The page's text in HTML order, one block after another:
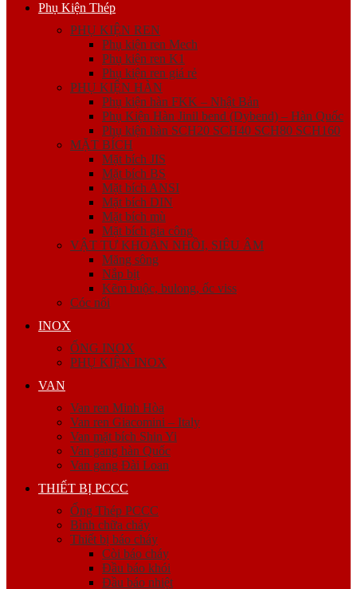
Phụ Kiện Thép
PHỤ KIỆN REN
Phụ kiện ren Mech
Phụ kiện ren K1
Phụ kiện ren giá rẻ
PHỤ KIỆN HÀN
Phụ kiện hàn FKK – Nhật Bản
Phụ Kiện Hàn Jinil bend (Dybend) – Hàn Quốc
Phụ kiện hàn SCH20 SCH40 SCH80 SCH160
MẶT BÍCH
Mặt bích JIS
Mặt bích BS
Mặt bích ANSI
Mặt bích DIN
Mặt bích mù
Mặt bích gia công
VẬT TƯ KHOAN NHỒI, SIÊU ÂM
Măng sông
Nắp bịt
Kẽm buộc, bulong, ốc viss
Cóc nối
INOX
ỐNG INOX
PHỤ KIỆN INOX
VAN
Van ren Minh Hòa
Van ren Giacomini – Italy
Van mặt bích Shin Yi
Van gang hàn Quốc
Van gang Đài Loan
THIẾT BỊ PCCC
Ống Thép PCCC
Bình chữa cháy
Thiết bị báo cháy
Còi báo cháy
Đầu báo khói
Đầu báo nhiệt